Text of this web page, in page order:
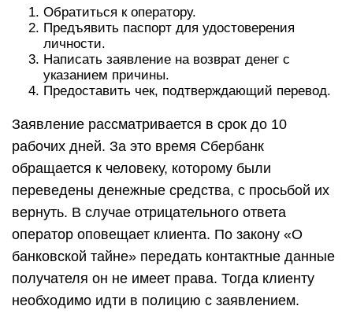
Обратиться к оператору.
Предъявить паспорт для удостоверения
личности.
Написать заявление на возврат денег с
указанием причины.
Предоставить чек, подтверждающий перевод.
Заявление рассматривается в срок до 10
рабочих дней. За это время Сбербанк
обращается к человеку, которому были
переведены денежные средства, с просьбой их
вернуть. В случае отрицательного ответа
оператор оповещает клиента. По закону «О
банковской тайне» передать контактные данные
получателя он не имеет права. Тогда клиенту
необходимо идти в полицию с заявлением.